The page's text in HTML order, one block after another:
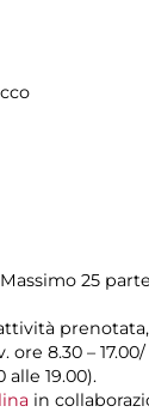
25
ore 8.30 –
19.00).
in